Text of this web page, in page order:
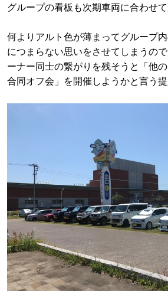
グループの看板も次期車両に合わせ
何よりアルト色が薄まってグループ
につまらない思いをさせてしまうの
ーナー同士の繋がりを残そうと「他
合同オフ会」を開催しようかと言う